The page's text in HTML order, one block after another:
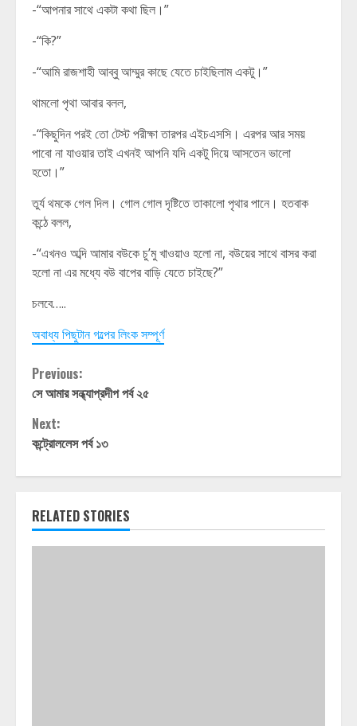
-“আপনার সাথে একটা কথা ছিল।”
-“কি?”
-“আমি রাজশাহী আব্বু আম্মুর কাছে যেতে চাইছিলাম একটু।”
থামলো পৃথা আবার বলল,
-“কিছুদিন পরই তো টেস্ট পরীক্ষা তারপর এইচএসসি। এরপর আর সময়
পাবো না যাওয়ার তাই এখনই আপনি যদি একটু দিয়ে আসতেন ভালো
হতো।”
তুর্য থমকে গেল দিল। গোল গোল দৃষ্টিতে তাকালো পৃথার পানে। হতবাক
কন্ঠে বলল,
-“এখনও অব্দি আমার বউকে চু’মু খাওয়াও হলো না, বউয়ের সাথে বাসর করা
হলো না এর মধ্যে বউ বাপের বাড়ি যেতে চাইছে?”
চলবে…..
অবাধ্য পিছুটান গল্পের লিংক সম্পূর্ণ
Continue
Reading
Previous:
সে আমার সন্ধ্যাপ্রদীপ পর্ব ২৫
Next:
কন্ট্রোললেস পর্ব ১৩
RELATED STORIES